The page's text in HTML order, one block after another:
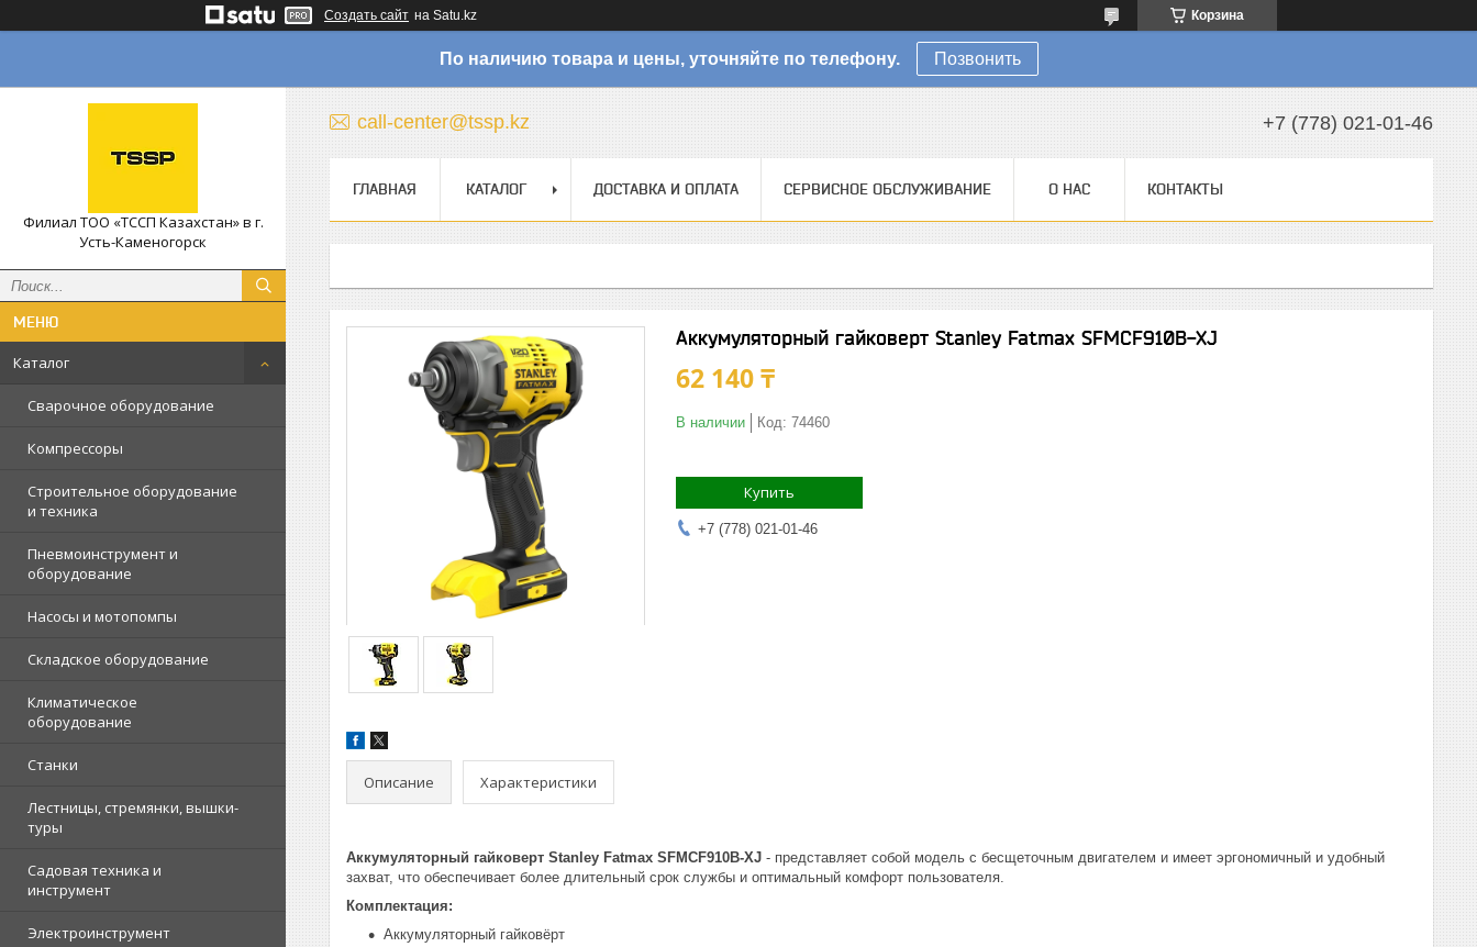
Создать сайт на Satu.kz Корзина
По наличию товара и цены, уточняйте по телефону. Позвонить
Филиал ТОО «ТССП Казахстан» в г.
Усть-Каменогорск
Каталог
Сварочное оборудование
Компрессоры
Строительное оборудование
и техника
Пневмоинструмент и
оборудование
Насосы и мотопомпы
Складское оборудование
Климатическое
оборудование
Станки
Лестницы, стремянки, вышки-
туры
Садовая техника и
инструмент
Электроинструмент
call-center@tssp.kz +7 (778) 021-01-46
ГЛАВНАЯ КАТАЛОГ ДОСТАВКА И ОПЛАТА СЕРВИСНОЕ ОБСЛУЖИВАНИЕ О НАС КОНТАКТЫ
Аккумуляторный гайковерт Stanley Fatmax SFMCF910B-XJ
62 140 ₸
В наличии Код: 74460
Купить
+7 (778) 021-01-46
Описание Характеристики
Аккумуляторный гайковерт Stanley Fatmax SFMCF910B-XJ - представляет собой модель с бесщеточным двигателем и имеет эргономичный и удобный
захват, что обеспечивает более длительный срок службы и оптимальный комфорт пользователя.
Комплектация:
Аккумуляторный гайковёрт